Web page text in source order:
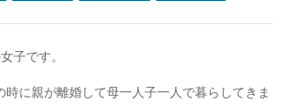
子です。
に親が離婚して母一人子一人で暮らしてきま